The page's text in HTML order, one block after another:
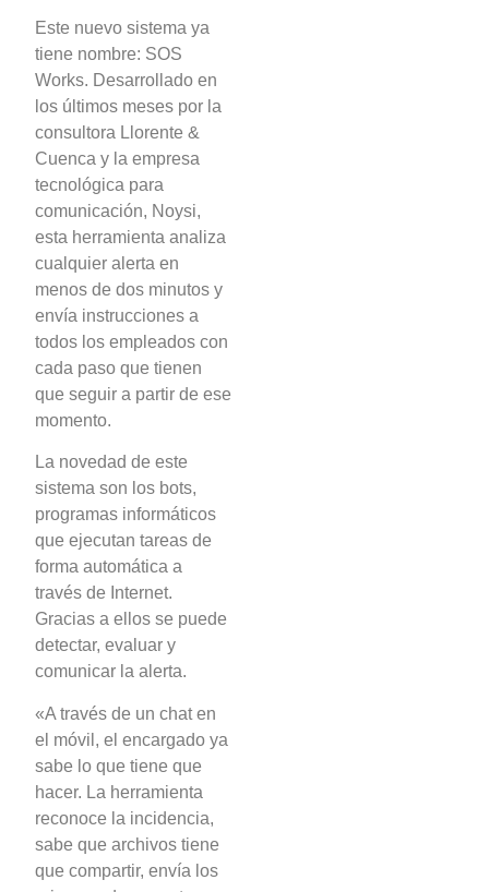
Este nuevo sistema ya
tiene nombre: SOS
Works. Desarrollado en
los últimos meses por la
consultora Llorente &
Cuenca y la empresa
tecnológica para
comunicación, Noysi,
esta herramienta analiza
cualquier alerta en
menos de dos minutos y
envía instrucciones a
todos los empleados con
cada paso que tienen
que seguir a partir de ese
momento.
La novedad de este
sistema son los bots,
programas informáticos
que ejecutan tareas de
forma automática a
través de Internet.
Gracias a ellos se puede
detectar, evaluar y
comunicar la alerta.
«A través de un chat en
el móvil, el encargado ya
sabe lo que tiene que
hacer. La herramienta
reconoce la incidencia,
sabe que archivos tiene
que compartir, envía los